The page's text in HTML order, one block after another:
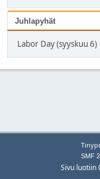
Juhlapyhät
Labor Day (syyskuu 6)
SMF
Sivu luotiin